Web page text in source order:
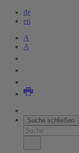
de
en
A
A
Suche schließen